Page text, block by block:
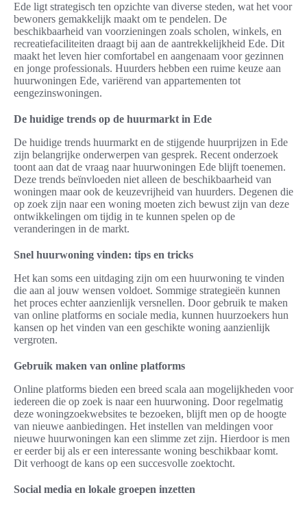
Ede ligt strategisch ten opzichte van diverse steden, wat het voor
bewoners gemakkelijk maakt om te pendelen. De
beschikbaarheid van voorzieningen zoals scholen, winkels, en
recreatiefaciliteiten draagt bij aan de aantrekkelijkheid Ede. Dit
maakt het leven hier comfortabel en aangenaam voor gezinnen
en jonge professionals. Huurders hebben een ruime keuze aan
huurwoningen Ede, variërend van appartementen tot
eengezinswoningen.
De huidige trends op de huurmarkt in Ede
De huidige trends huurmarkt en de stijgende huurprijzen in Ede
zijn belangrijke onderwerpen van gesprek. Recent onderzoek
toont aan dat de vraag naar huurwoningen Ede blijft toenemen.
Deze trends beïnvloeden niet alleen de beschikbaarheid van
woningen maar ook de keuzevrijheid van huurders. Degenen die
op zoek zijn naar een woning moeten zich bewust zijn van deze
ontwikkelingen om tijdig in te kunnen spelen op de
veranderingen in de markt.
Snel huurwoning vinden: tips en tricks
Het kan soms een uitdaging zijn om een huurwoning te vinden
die aan al jouw wensen voldoet. Sommige strategieën kunnen
het proces echter aanzienlijk versnellen. Door gebruik te maken
van online platforms en sociale media, kunnen huurzoekers hun
kansen op het vinden van een geschikte woning aanzienlijk
vergroten.
Gebruik maken van online platforms
Online platforms bieden een breed scala aan mogelijkheden voor
iedereen die op zoek is naar een huurwoning. Door regelmatig
deze woningzoekwebsites te bezoeken, blijft men op de hoogte
van nieuwe aanbiedingen. Het instellen van meldingen voor
nieuwe huurwoningen kan een slimme zet zijn. Hierdoor is men
er eerder bij als er een interessante woning beschikbaar komt.
Dit verhoogt de kans op een succesvolle zoektocht.
Social media en lokale groepen inzetten